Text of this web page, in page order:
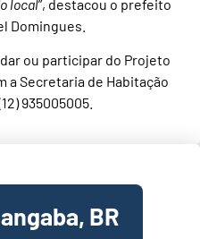
local”, destacou o prefeito
Domingues.
ou participar do Projeto
a Secretaria de Habitação
935005005.
BR